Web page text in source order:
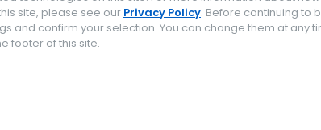
site, please see our Privacy Policy. Before continuing to
and confirm your selection. You can change them at any
footer of this site.